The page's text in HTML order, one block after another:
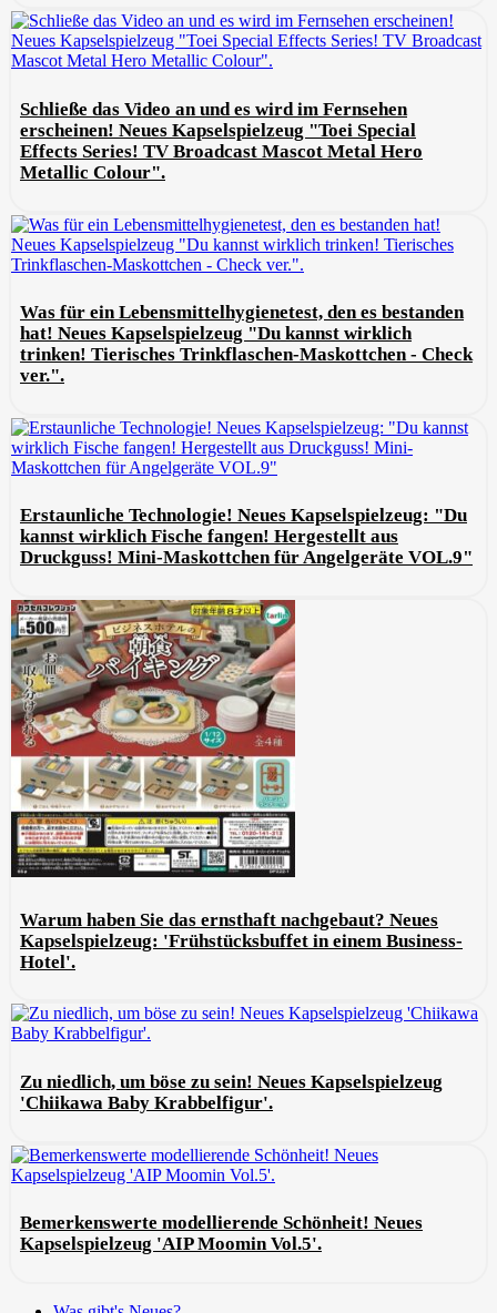
Schließe das Video an und es wird im Fernsehen
erscheinen! Neues Kapselspielzeug "Toei Special
Effects Series! TV Broadcast Mascot Metal Hero
Metallic Colour".
Was für ein Lebensmittelhygienetest, den es bestanden
hat! Neues Kapselspielzeug "Du kannst wirklich
trinken! Tierisches Trinkflaschen-Maskottchen - Check
ver.".
Erstaunliche Technologie! Neues Kapselspielzeug: "Du
kannst wirklich Fische fangen! Hergestellt aus
Druckguss! Mini-Maskottchen für Angelgeräte VOL.9"
Warum haben Sie das ernsthaft nachgebaut? Neues
Kapselspielzeug: 'Frühstücksbuffet in einem Business-
Hotel'.
Zu niedlich, um böse zu sein! Neues Kapselspielzeug
'Chiikawa Baby Krabbelfigur'.
Bemerkenswerte modellierende Schönheit! Neues
Kapselspielzeug 'AIP Moomin Vol.5'.